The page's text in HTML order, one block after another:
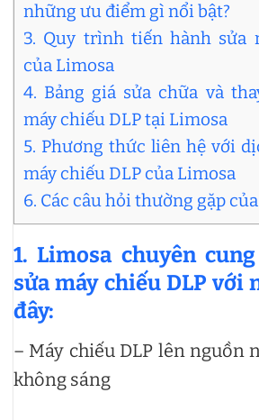
những ưu điểm gì nổi bật?
3. Quy trình tiến hành sửa
của Limosa
4. Bảng giá sửa chữa và
máy chiếu DLP tại Limosa
5. Phương thức liên hệ với
máy chiếu DLP của Limosa
6. Các câu hỏi thường gặp
1. Limosa chuyên
sửa máy chiếu DLP với
đây:
– Máy chiếu DLP lên nguồn
không sáng